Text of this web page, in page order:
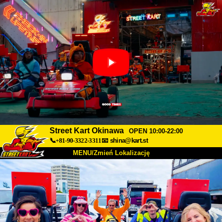
Street Kart Okinawa
OPEN 10:00-22:00
📞+81-90-3322-3311📧 shina@kart.st
MENU/Zmień Lokalizację
O nas Specyfikacja Cena
Dojazd Opinie FAQ